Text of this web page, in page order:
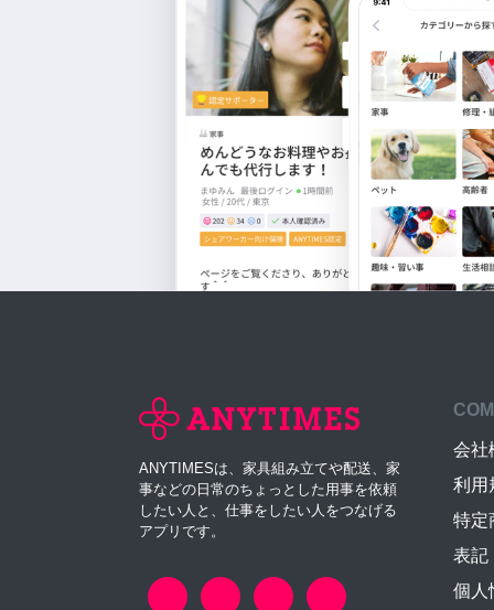
ANYTIMESは、家具組み立てや配送、家
事などの日常のちょっとした用事を依頼
したい人と、仕事をしたい人をつなげる
アプリです。
会社
利用
特定
表記
個人